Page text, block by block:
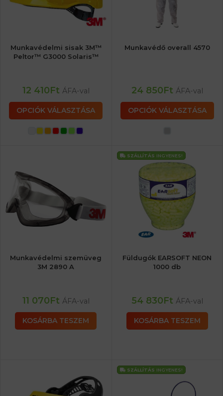
Munkavédelmi sisak 3M™
Peltor™ G3000 Solaris™
12 410Ft ÁFA-val
OPCIÓK VÁLASZTÁSA
Munkavédő overall 4570
24 850Ft ÁFA-val
OPCIÓK VÁLASZTÁSA
Munkavédelmi szemüveg
3M 2890 A
11 070Ft ÁFA-val
KOSÁRBA TESZEM
SZÁLLÍTÁS INGYENES!
Füldugók EARSOFT NEON
1000 db
54 830Ft ÁFA-val
KOSÁRBA TESZEM
SZÁLLÍTÁS INGYENES!